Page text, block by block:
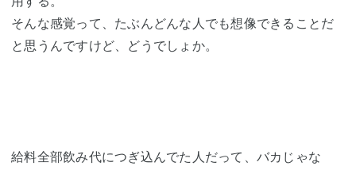
そんな感覚って、たぶんどんな人でも想像できることだ
と思うんですけど、どうでしょか。
給料全部飲み代につぎ込んでた人だって、バカじゃな